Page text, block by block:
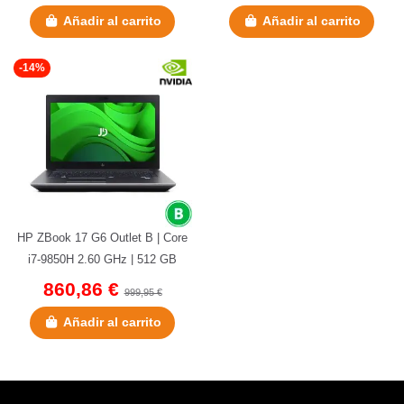
Añadir al carrito Añadir al carrito
-14%
HP ZBook 17 G6 Outlet B | Core
i7-9850H 2.60 GHz | 512 GB
NVMe | 32 GB DDR4 | 17.3 |...
860,86 €999,95 €
Añadir al carrito